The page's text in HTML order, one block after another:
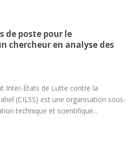
de poste pour le
chercheur en analyse des
Inter-États de Lutte contre la
(CILSS) est une organisation sous-
technique et scientifique...